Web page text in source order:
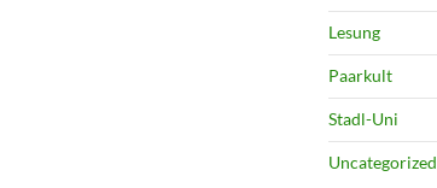
Lesung
Paarkult
Stadl-Uni
Uncategorized